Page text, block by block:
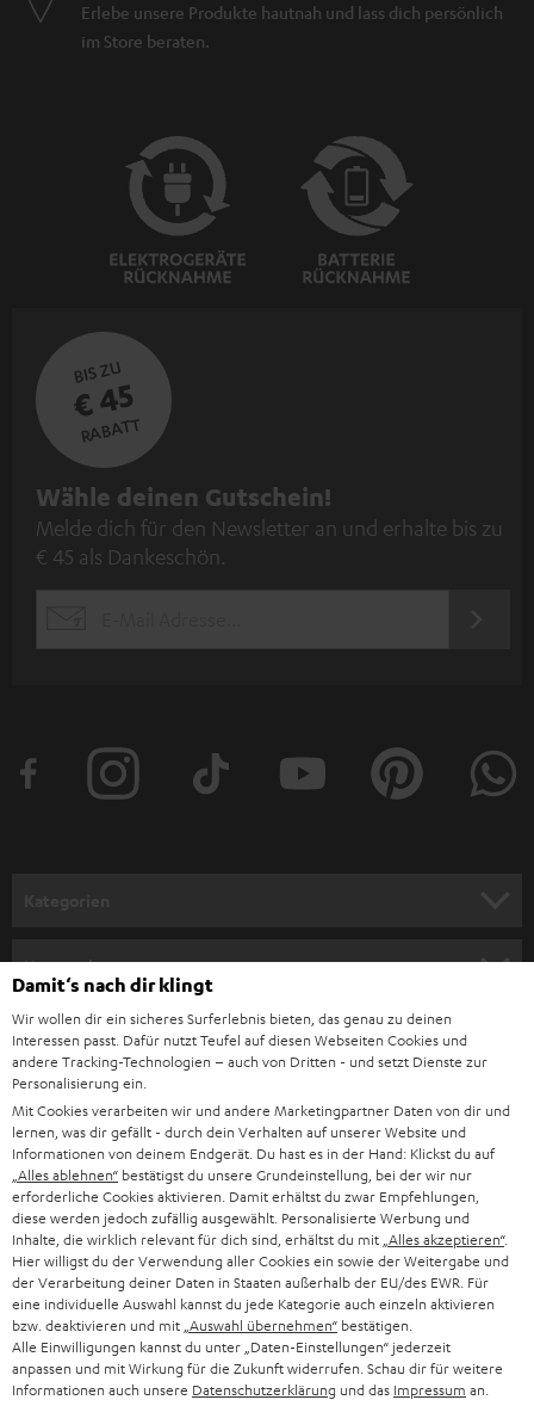
Erlebe unsere Produkte hautnah und lass dich persönlich
im Store beraten.
BIS ZU
€ 45
RABATT
N
e
w
e
e
l
d
u
n
g
Wähle deinen Gutschein!
Melde dich für den Newsletter an und erhalte bis zu
€ 45 als Dankeschön.
SOUNDBAR
STEREO
SMART HOME
BLUETOOTH-LAUTSPRECHER
KOPFHÖRER
BLUETOOTH-KOPFHÖRER
STEREOANLAGEN
Unternehmen
SUPPORT
KARRIERE
PRESSE & MARKETING
GESCHÄFTSKUNDEN
PARTNERPROGRAMM
BLOG
NEWSLETTER
STORES
Teufel Onlineshops
DEUTSCHLAND
ÖSTERREICH
SCHWEIZ
NIEDERLANDE
BELGIEN
Damit‘s nach dir klingt
Wir wollen dir ein sicheres Surferlebnis bieten, das genau zu deinen
Interessen passt. Dafür nutzt Teufel auf diesen Webseiten Cookies und
andere Tracking-Technologien – auch von Dritten - und setzt Dienste zur
Personalisierung ein.
Mit Cookies verarbeiten wir und andere Marketingpartner Daten von dir und
lernen, was dir gefällt - durch dein Verhalten auf unserer Website und
Informationen von deinem Endgerät. Du hast es in der Hand: Klickst du auf
„Alles ablehnen“ bestätigst du unsere Grundeinstellung, bei der wir nur
erforderliche Cookies aktivieren. Damit erhältst du zwar Empfehlungen,
diese werden jedoch zufällig ausgewählt. Personalisierte Werbung und
Inhalte, die wirklich relevant für dich sind, erhältst du mit „Alles akzeptieren“.
Hier willigst du der Verwendung aller Cookies ein sowie der Weitergabe und
der Verarbeitung deiner Daten in Staaten außerhalb der EU/des EWR. Für
eine individuelle Auswahl kannst du jede Kategorie auch einzeln aktivieren
bzw. deaktivieren und mit „Auswahl übernehmen“ bestätigen.
Alle Einwilligungen kannst du unter „Daten-Einstellungen“ jederzeit
anpassen und mit Wirkung für die Zukunft widerrufen. Schau dir für weitere
Informationen auch unsere Datenschutzerklärung und das Impressum an.